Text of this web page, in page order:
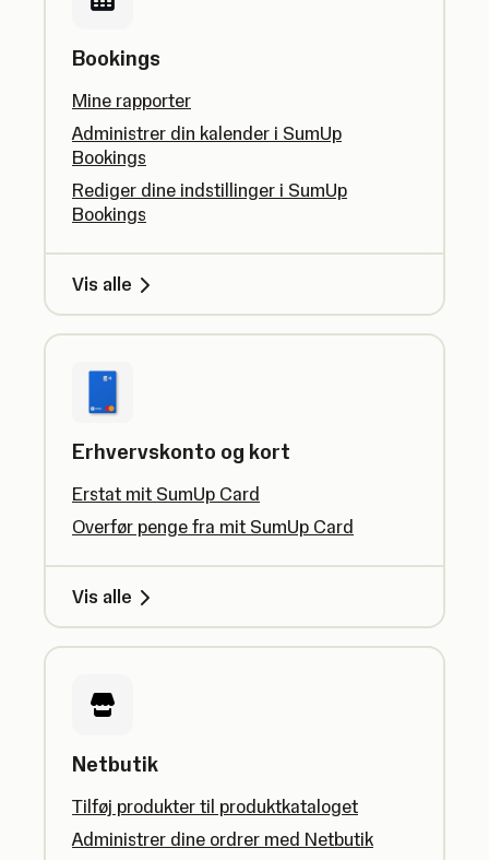
Bookings
Mine rapporter
Administrer din kalender i SumUp
Bookings
Rediger dine indstillinger i SumUp
Bookings
Vis alle
Erhvervskonto og kort
Erstat mit SumUp Card
Overfør penge fra mit SumUp Card
Vis alle
Netbutik
Tilføj produkter til produktkataloget
Administrer dine ordrer med Netbutik